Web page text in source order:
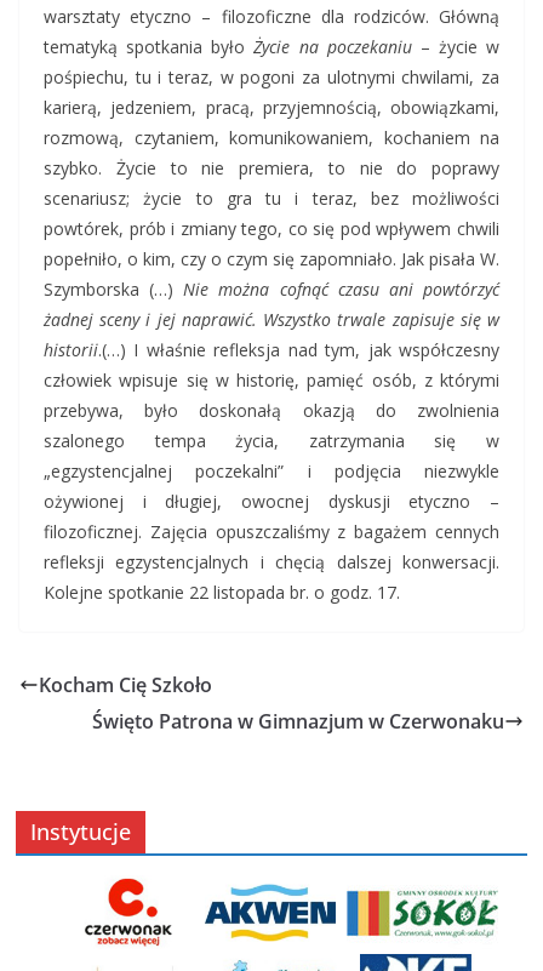
warsztaty etyczno – filozoficzne dla rodziców. Główną
tematyką spotkania byłoŻycie na poczekaniu– życie w
pośpiechu, tu i teraz, w pogoni za ulotnymi chwilami, za
karierą, jedzeniem, pracą, przyjemnością, obowiązkami,
rozmową, czytaniem, komunikowaniem, kochaniem na
szybko. Życie to nie premiera, to nie do poprawy
scenariusz; życie to gra tu i teraz, bez możliwości
powtórek, prób i zmiany tego, co się pod wpływem chwili
popełniło, o kim, czy o czym się zapomniało. Jak pisała W.
Szymborska (…)Nie można cofnąć czasu ani powtórzyć
żadnej sceny i jej naprawić. Wszystko trwale zapisuje się w
historii.(…) I właśnie refleksja nad tym, jak współczesny
człowiek wpisuje się w historię, pamięć osób, z którymi
przebywa, było doskonałą okazją do zwolnienia
szalonego tempa życia, zatrzymania się w
„egzystencjalnej poczekalni” i podjęcia niezwykle
ożywionej i długiej, owocnej dyskusji etyczno –
filozoficznej. Zajęcia opuszczaliśmy z bagażem cennych
refleksji egzystencjalnych i chęcią dalszej konwersacji.
Kolejne spotkanie 22 listopada br. o godz. 17.
Kocham Cię Szkoło
Święto Patrona w Gimnazjum w Czerwonaku
Instytucje